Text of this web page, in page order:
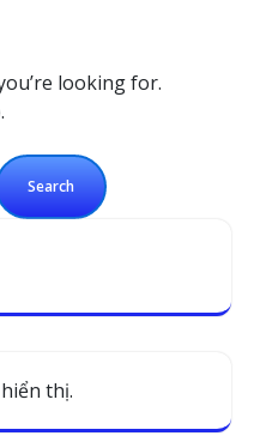
looking for.
thị.